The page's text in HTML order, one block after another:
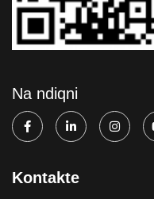
Na ndiqni
Kontakte